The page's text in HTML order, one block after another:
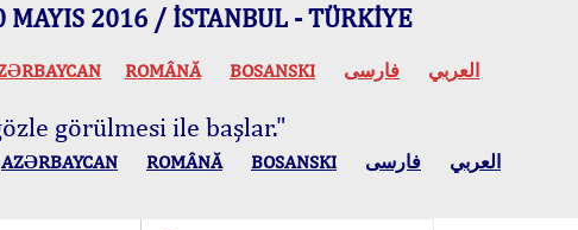
2016 / İSTANBUL - TÜRKİYE
ROMÂNĂ BOSANSKI العربي فارسی
görülmesi ile başlar."
AZӘRBAYCAN ROMÂNĂ BOSANSKI العربي فارسی